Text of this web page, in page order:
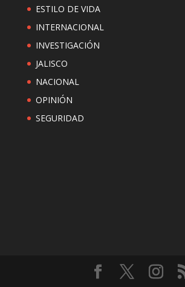
ESTILO DE VIDA
INTERNACIONAL
INVESTIGACIÓN
JALISCO
NACIONAL
OPINIÓN
SEGURIDAD